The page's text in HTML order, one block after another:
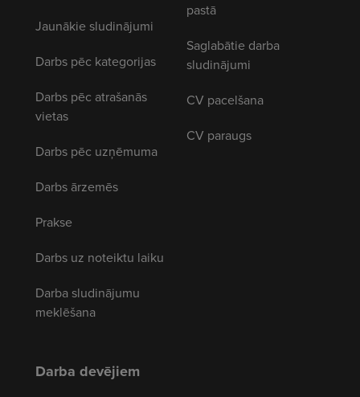
Jaunākie sludinājumi
Darbs pēc kategorijas
Darbs pēc atrašanās
vietas
Darbs pēc uzņēmuma
Darbs ārzemēs
Prakse
Darbs uz noteiktu laiku
Darba sludinājumu
meklēšana
pastā
Saglabātie darba
sludinājumi
CV pacelšana
CV paraugs
Darba devējiem